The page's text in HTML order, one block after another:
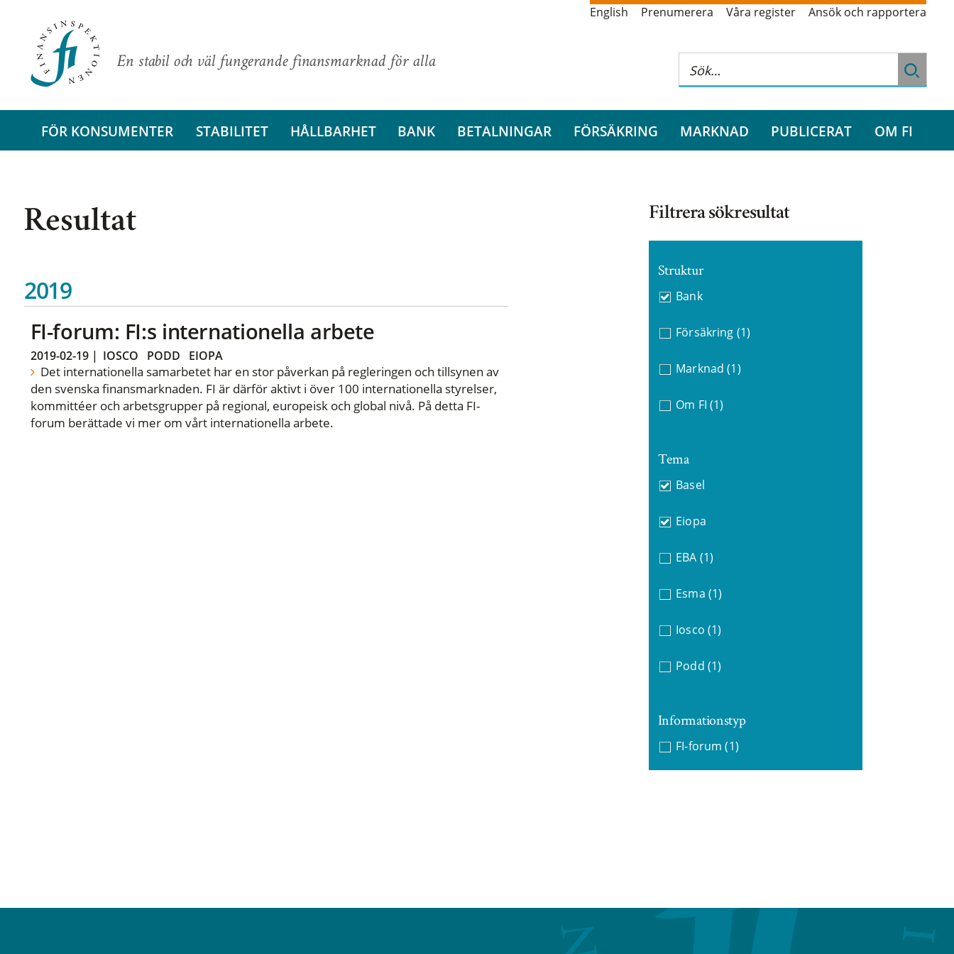
En stabil och väl fungerande finansmarknad för alla
English Prenumerera Våra register Ansök och rapportera
FÖR KONSUMENTER STABILITET HÅLLBARHET BANK BETALNINGAR FÖRSÄKRING MARKNAD PUBLICERAT OM FI
Resultat
2019
FI-forum: FI:s internationella arbete
2019-02-19| IOSCO PODD EIOPA
Det internationella samarbetet har en stor påverkan på regleringen och tillsynen av
den svenska finansmarknaden. FI är därför aktivt i över 100 internationella styrelser,
kommittéer och arbetsgrupper på regional, europeisk och global nivå. På detta FI-
forum berättade vi mer om vårt internationella arbete.
Filtrera sökresultat
Struktur
Bank
Försäkring (1)
Marknad (1)
Om FI (1)
Tema
Basel
Eiopa
EBA (1)
Esma (1)
Iosco (1)
Podd (1)
Informationstyp
FI-forum (1)